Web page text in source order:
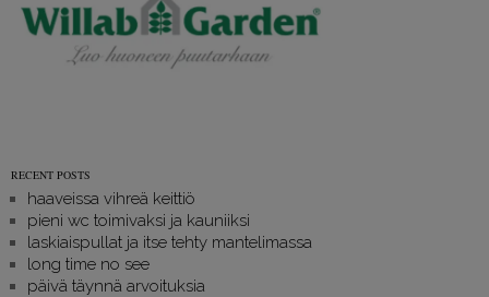
RECENT POSTS
haaveissa vihreä keittiö
pieni wc toimivaksi ja kauniiksi
laskiaispullat ja itse tehty mantelimassa
long time no see
päivä täynnä arvoituksia